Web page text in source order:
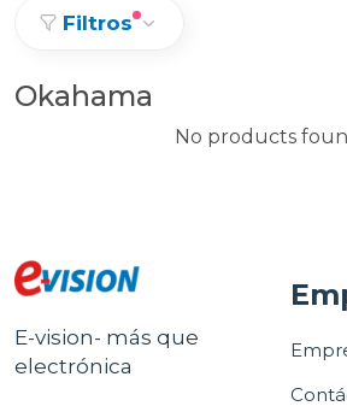
Filtros
Okahama
No products
E-vision- más que
electrónica